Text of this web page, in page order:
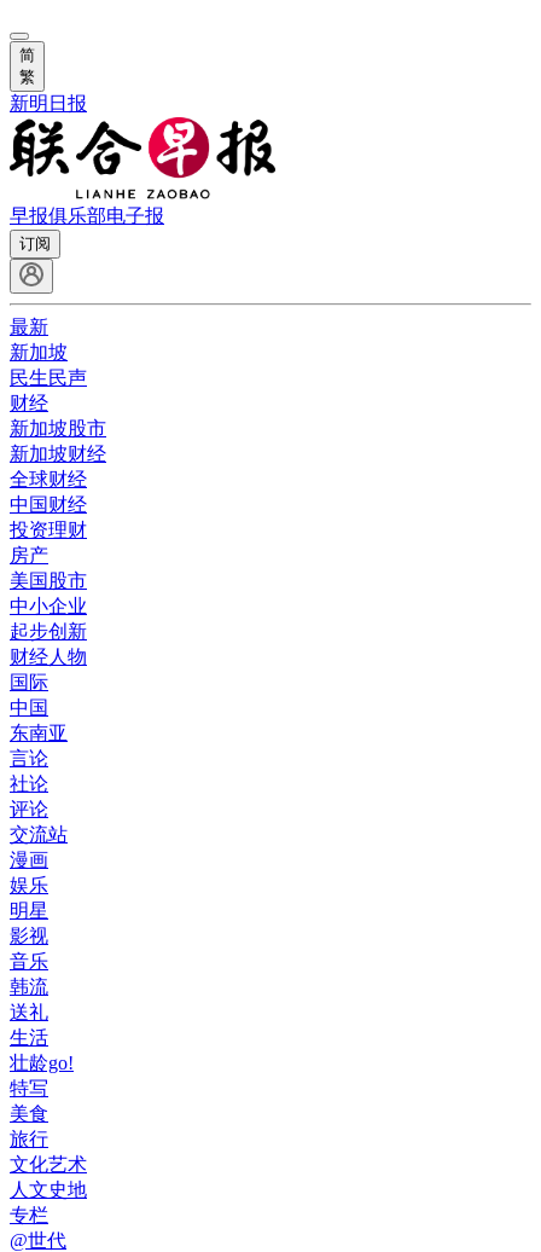
简
繁
新明日报
早报俱乐部电子报
订阅
最新
新加坡
民生民声
财经
新加坡股市
新加坡财经
全球财经
中国财经
投资理财
房产
美国股市
中小企业
起步创新
财经人物
国际
中国
东南亚
言论
社论
评论
交流站
漫画
娱乐
明星
影视
音乐
韩流
送礼
生活
壮龄go!
特写
美食
旅行
文化艺术
人文史地
专栏
@世代